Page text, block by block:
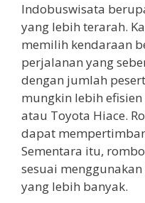
Indobuswisata
yang lebih terarah.
memilih kendaraan
perjalanan yang
dengan jumlah
mungkin lebih
atau Toyota Hiace.
dapat
Sementara itu,
sesuai
yang lebih banyak.